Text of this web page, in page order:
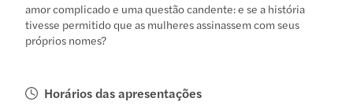
amor complicado e uma questão candente: e se a história
tivesse permitido que as mulheres assinassem com seus
próprios nomes?
Horários das apresentações